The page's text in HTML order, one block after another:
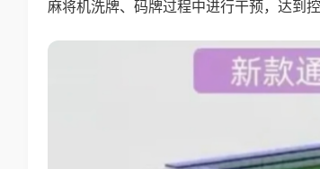
麻将机洗牌、码牌过程中进行干预，达到控